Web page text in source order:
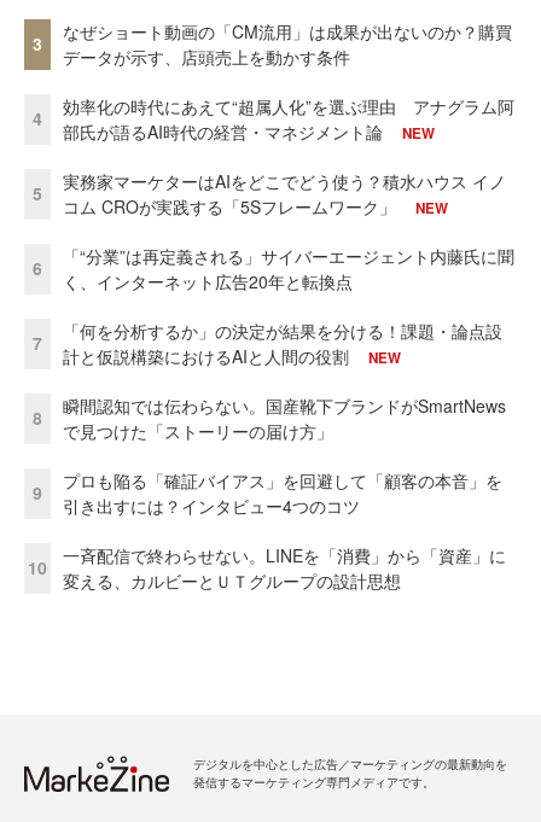
3
なぜショート動画の「CM流用」は成果が出ないのか？購買
データが示す、店頭売上を動かす条件
4
効率化の時代にあえて“超属人化”を選ぶ理由 アナグラム阿
部氏が語るAI時代の経営・マネジメント論
NEW
5
実務家マーケターはAIをどこでどう使う？積水ハウス イノ
コム CROが実践する「5Sフレームワーク」
NEW
6
「“分業”は再定義される」サイバーエージェント内藤氏に聞
く、インターネット広告20年と転換点
7
「何を分析するか」の決定が結果を分ける！課題・論点設
計と仮説構築におけるAIと人間の役割
NEW
8
瞬間認知では伝わらない。国産靴下ブランドがSmartNews
で見つけた「ストーリーの届け方」
9
プロも陥る「確証バイアス」を回避して「顧客の本音」を
引き出すには？インタビュー4つのコツ
10
一斉配信で終わらせない。LINEを「消費」から「資産」に
変える、カルビーとＵＴグループの設計思想
デジタルを中心とした広告／マーケティングの最新動向を
発信するマーケティング専門メディアです。